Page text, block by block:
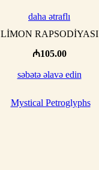
daha ətraflı
LİMON RAPSODİYASI
₼105.00
səbətə əlavə edin